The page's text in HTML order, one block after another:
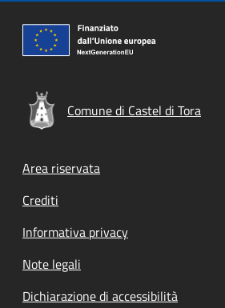
Comune di Castel di Tora
Footer menu
Area riservata
Crediti
Informativa privacy
Note legali
Dichiarazione di accessibilità